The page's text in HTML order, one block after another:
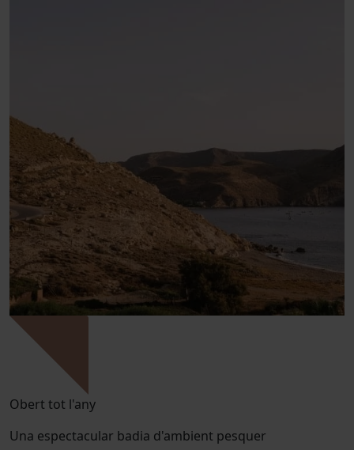
Obert tot l'any
Una espectacular badia d'ambient pesquer